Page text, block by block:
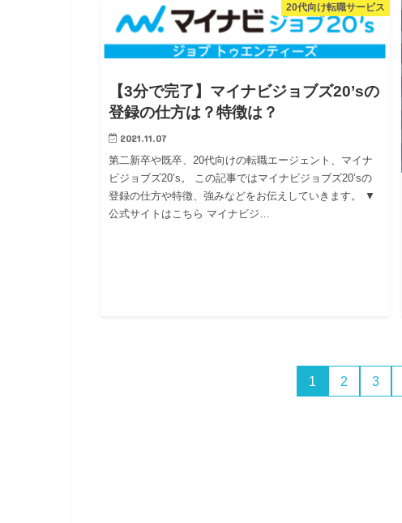
不尽さに憤りも感…
20代向け転職サービス
【3分で完了】マイナビジョブズ20’sの
登録の仕方は？特徴は？
2021.11.07
第二新卒や既卒、20代向けの転職エージェント、マイナ
ビジョブズ20’s。 この記事ではマイナビジョブズ20’sの
登録の仕方や特徴、強みなどをお伝えしていきます。 ▼
公式サイトはこちら マイナビジ…
1 2 3